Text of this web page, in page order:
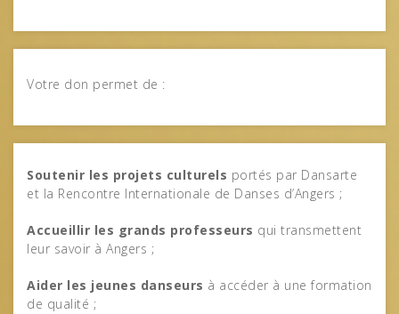
Votre don permet de :
Soutenir les projets culturels portés par Dansarte
et la Rencontre Internationale de Danses d’Angers ;
Accueillir les grands professeurs qui transmettent
leur savoir à Angers ;
Aider les jeunes danseurs à accéder à une formation
de qualité ;